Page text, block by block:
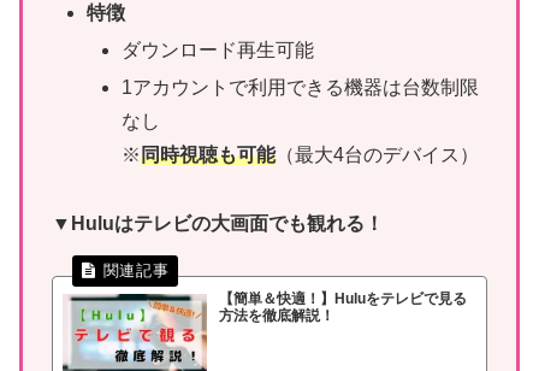
特徴
ダウンロード再生可能
1アカウントで利用できる機器は台数制限
なし
※同時視聴も可能（最大4台のデバイス）
▼Huluはテレビの大画面でも観れる！
【簡単＆快適！】Huluをテレビで見る
方法を徹底解説！